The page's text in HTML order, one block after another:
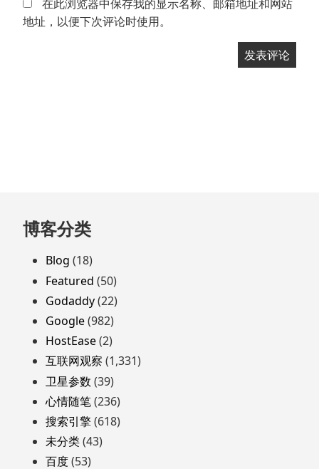
在此浏览器中保存我的显示名称、邮箱地址和网站
地址，以便下次评论时使用。
跳
至
页
脚
博客分类
Blog (18)
Featured (50)
Godaddy(22)
Google(982)
HostEase(2)
互联网观察 (1,331)
卫星参数 (39)
心情随笔(236)
搜索引擎(618)
未分类(43)
百度(53)